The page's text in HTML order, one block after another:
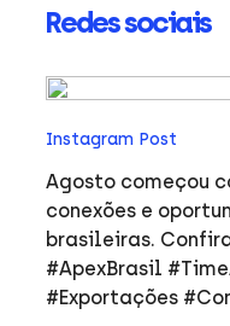
Redes sociais
Instagram Post
Agosto começou
conexões e
brasileiras.
#ApexBrasil
#Exportações